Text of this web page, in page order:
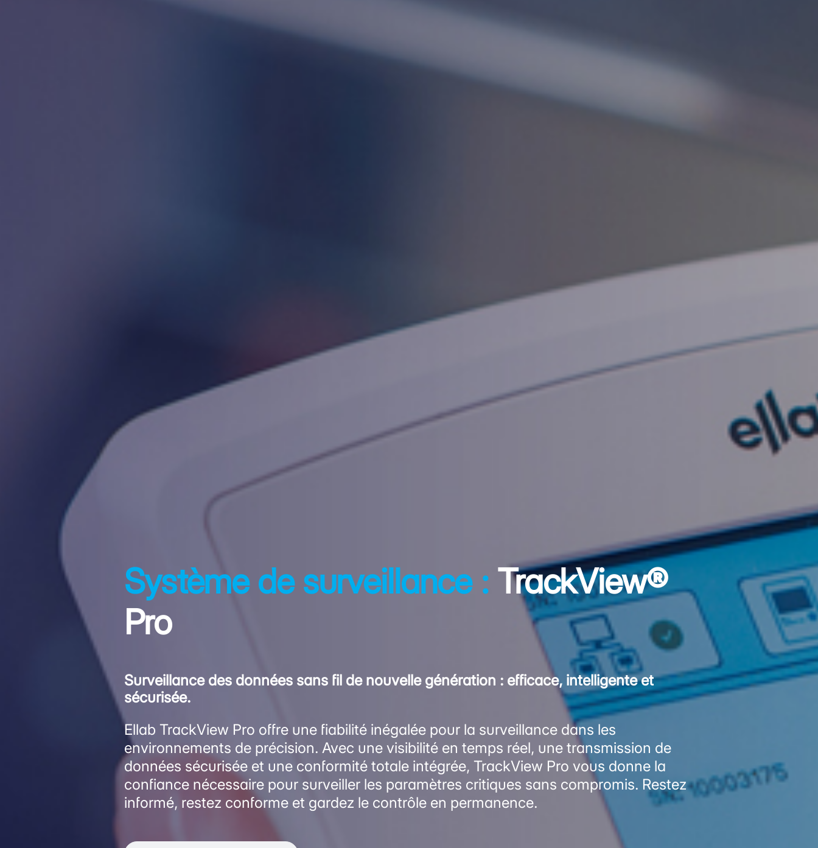
Système de surveillance : TrackView®
Pro
Surveillance des données sans fil de nouvelle génération : efficace, intelligente et
sécurisée.
Ellab TrackView Pro offre une fiabilité inégalée pour la surveillance dans les
environnements de précision. Avec une visibilité en temps réel, une transmission de
données sécurisée et une conformité totale intégrée, TrackView Pro vous donne la
confiance nécessaire pour surveiller les paramètres critiques sans compromis. Restez
informé, restez conforme et gardez le contrôle en permanence.